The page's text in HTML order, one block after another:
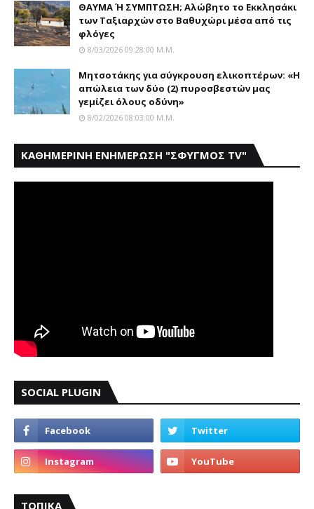
ΘΑΥΜΑ Ή ΣΥΜΠΤΩΣΗ; Aλώβητο το Eκκλησάκι
των Tαξιαρχών στο Bαθυχώρι μέσα από τις
φλόγες
8/03/2026 09:28:00 Μ.μ.
Μητσοτάκης για σύγκρουση ελικοπτέρων: «Η
απώλεια των δύο (2) πυροσβεστών μας
γεμίζει όλους οδύνη»
8/02/2026 08:03:00 Μ.μ.
ΚΑΘΗΜΕΡΙΝΗ ΕΝΗΜΕΡΩΣΗ "ΣΦΥΓΜΟΣ TV"
SOCIAL PLUGIN
ΤΟΠΙΚΑ